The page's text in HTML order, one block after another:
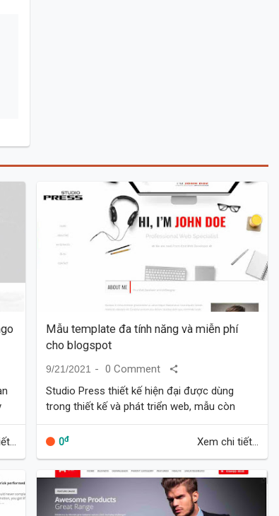
Mẫu template đa tính năng và miễn phí
cho blogspot
9/21/2021
0 Comment
Studio Press thiết kế hiện đại được dùng
trong thiết kế và phát triển web, mẫu còn
được dùng cho tin tức, nhíp ảnh và các loại
hình kinh doanh online…
0đ Xem chi tiết...